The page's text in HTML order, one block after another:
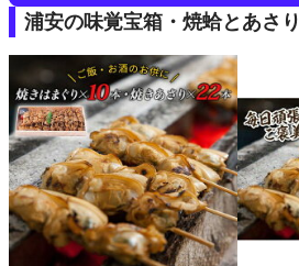
浦安の味覚宝箱・焼蛤とあさり